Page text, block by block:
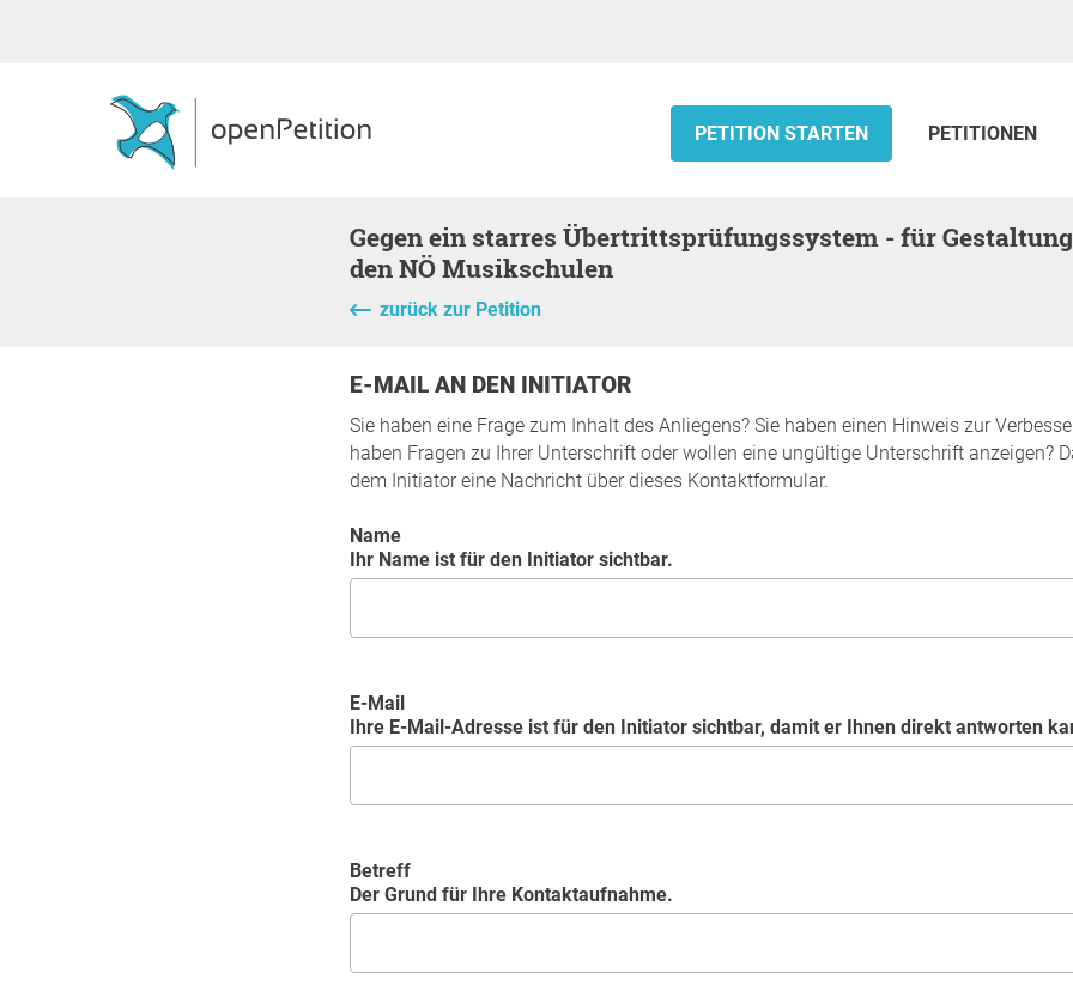
PETITION STARTEN PETITIONEN
gegen ein starres Übertrittsprüfungssystem - für Gestaltungsspielraum in
den NÖ Musikschulen
zurück zur Petition
E-MAIL AN DEN INITIATOR
Sie haben eine Frage zum Inhalt des Anliegens? Sie haben einen Hinweis zur
haben Fragen zu Ihrer Unterschrift oder wollen eine ungültige Unterschrift anzeigen?
dem Initiator eine Nachricht über dieses Kontaktformular.
Name
Ihr Name ist für den Initiator sichtbar.
E-Mail
Ihre E-Mail-Adresse ist für den Initiator sichtbar, damit er Ihnen direkt antworten
Betreff
Der Grund für Ihre Kontaktaufnahme.